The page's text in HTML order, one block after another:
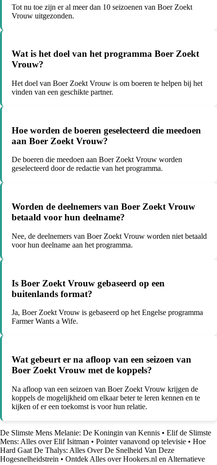
Tot nu toe zijn er al meer dan 10 seizoenen van Boer Zoekt
Vrouw uitgezonden.
Wat is het doel van het programma Boer Zoekt
Vrouw?
Het doel van Boer Zoekt Vrouw is om boeren te helpen bij het
vinden van een geschikte partner.
Hoe worden de boeren geselecteerd die meedoen
aan Boer Zoekt Vrouw?
De boeren die meedoen aan Boer Zoekt Vrouw worden
geselecteerd door de redactie van het programma.
Worden de deelnemers van Boer Zoekt Vrouw
betaald voor hun deelname?
Nee, de deelnemers van Boer Zoekt Vrouw worden niet betaald
voor hun deelname aan het programma.
Is Boer Zoekt Vrouw gebaseerd op een
buitenlands format?
Ja, Boer Zoekt Vrouw is gebaseerd op het Engelse programma
Farmer Wants a Wife.
Wat gebeurt er na afloop van een seizoen van
Boer Zoekt Vrouw met de koppels?
Na afloop van een seizoen van Boer Zoekt Vrouw krijgen de
koppels de mogelijkheid om elkaar beter te leren kennen en te
kijken of er een toekomst is voor hun relatie.
De Slimste Mens Melanie: De Koningin van Kennis • Elif de Slimste
Mens: Alles over Elif Isitman • Pointer vanavond op televisie • Hoe
Hard Gaat De Thalys: Alles Over De Snelheid Van Deze
Hogesnelheidstrein • Ontdek Alles over Hookers.nl en Alternatieve